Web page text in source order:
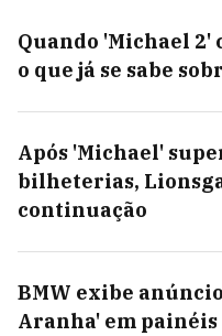
Quando 'Michael 2'
o que já se sabe
Após 'Michael'
bilheterias,
continuação
BMW exibe
Aranha' em